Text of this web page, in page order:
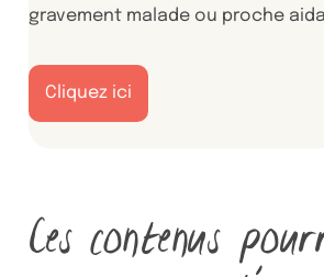
gravement malade ou proche
Cliquez ici
Ces contenus